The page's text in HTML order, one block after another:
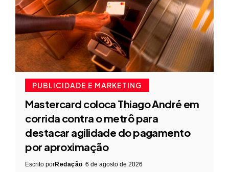
PUBLICIDADE E MARKETING
Mastercard coloca Thiago André em
corrida contra o metrô para
destacar agilidade do pagamento
por aproximação
Escrito porRedação 6 de agosto de 2026